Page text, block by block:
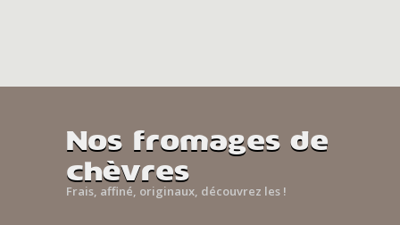
Nos fromages de
chèvres
Frais, affiné, originaux, découvrez les !